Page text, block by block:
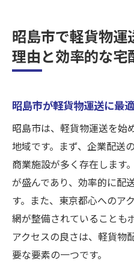
軽貨物運送での
企業配送で昭島市を攻
企業配送の需要が
企業向け配送で
軽貨物運送で企
昭島市での企業
安定収入を得る
軽貨物運送で企
ヒント
交通の便が良い昭島
ジネスを展開しよう
昭島市で軽貨物
理由と効率的な宅
昭島市が軽貨物運送に最
昭島市は、軽貨物運送を始
地域です。まず、企業配送
商業施設が多く存在します
が盛んであり、効率的に配
す。また、東京都心へのア
網が整備されていることも
アクセスの良さは、軽貨物
要な要素の一つです。